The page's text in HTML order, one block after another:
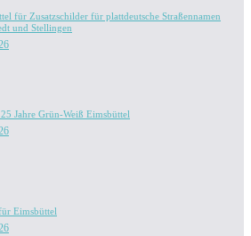
für Zusatzschilder für plattdeutsche Straßennamen
und Stellingen
Jahre Grün-Weiß Eimsbüttel
Eimsbüttel